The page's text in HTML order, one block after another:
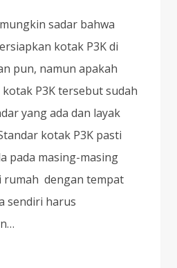
sadar bahwa
kotak P3K di
pun, namun apakah
P3K tersebut sudah
yang ada dan layak
kotak P3K pasti
pada masing-masing
rumah dengan tempat
sendiri harus